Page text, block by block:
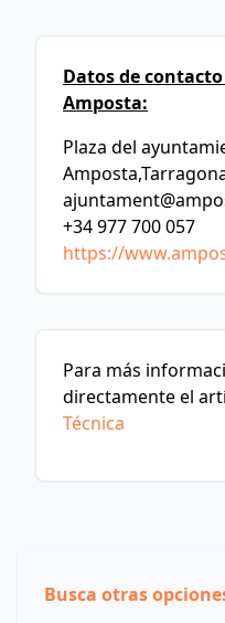
Datos de
Amposta:
Plaza del
+34 977 700 057
https://
Para más
directamente el
Técnica
Busca otras